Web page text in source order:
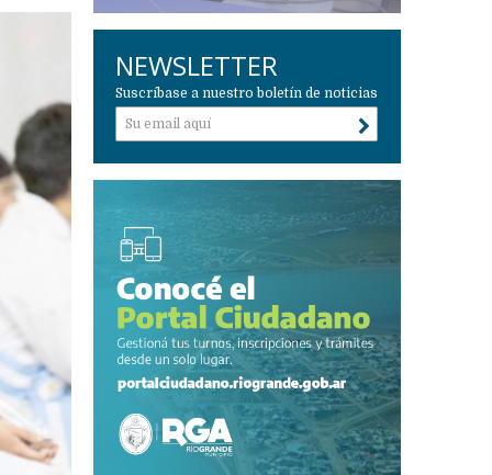
NEWSLETTER
Suscríbase a nuestro boletín de noticias